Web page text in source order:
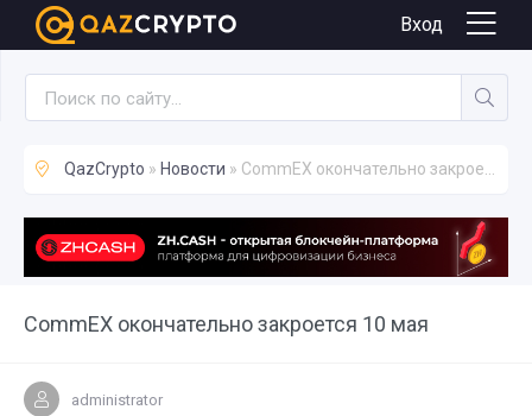
Вход
QazCrypto » Новости » CommEX окончательно закроется 10 мая
CommEX окончательно закроется 10 мая
Новости
administrator